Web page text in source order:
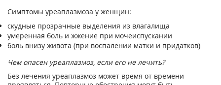
Симптомы уреаплазмоза у женщин:
скудные прозрачные выделения из влагалища
умеренная боль и жжение при мочеиспускании
боль внизу живота (при воспалении матки и придатков)
Чем опасен уреаплазмоз, если его не лечить?
Без лечения уреаплазмоз может время от времени